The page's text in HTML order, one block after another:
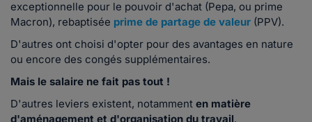
exceptionnelle pour le pouvoir d'achat (Pepa, ou prime
Macron), rebaptisée prime de partage de valeur (PPV).
D'autres ont choisi d'opter pour des avantages en nature
ou encore des congés supplémentaires.
Mais le salaire ne fait pas tout !
D'autres leviers existent, notamment en matière
d'aménagement et d'organisation du travail.